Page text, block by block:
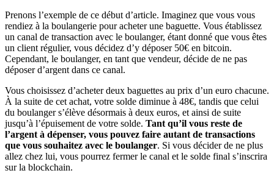
Prenons l’exemple de ce début d’article. Imaginez que vous vous
rendiez à la boulangerie pour acheter une baguette. Vous établissez
un canal de transaction avec le boulanger, étant donné que vous êtes
un client régulier, vous décidez d’y déposer 50€ en bitcoin.
Cependant, le boulanger, en tant que vendeur, décide de ne pas
déposer d’argent dans ce canal.
Vous choisissez d’acheter deux baguettes au prix d’un euro chacune.
À la suite de cet achat, votre solde diminue à 48€, tandis que celui
du boulanger s’élève désormais à deux euros, et ainsi de suite
jusqu’à l’épuisement de votre solde. Tant qu’il vous reste de
l’argent à dépenser, vous pouvez faire autant de transactions
que vous souhaitez avec le boulanger. Si vous décider de ne plus
allez chez lui, vous pourrez fermer le canal et le solde final s’inscrira
sur la blockchain.